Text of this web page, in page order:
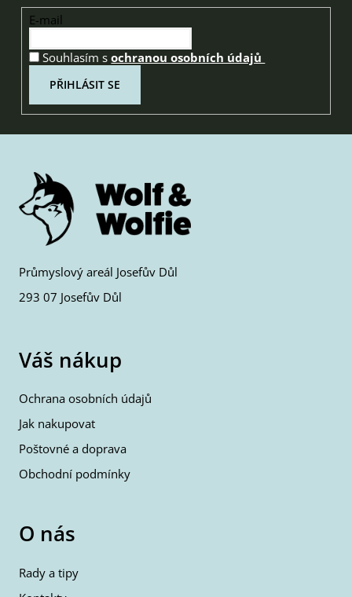
E-mail
Souhlasím sochranou osobních údajů
PŘIHLÁSIT SE
Průmyslový areál Josefův Důl
293 07 Josefův Důl
Váš nákup
Ochrana osobních údajů
Jak nakupovat
Poštovné a doprava
Obchodní podmínky
O nás
Rady a tipy